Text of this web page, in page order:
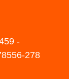
-
278